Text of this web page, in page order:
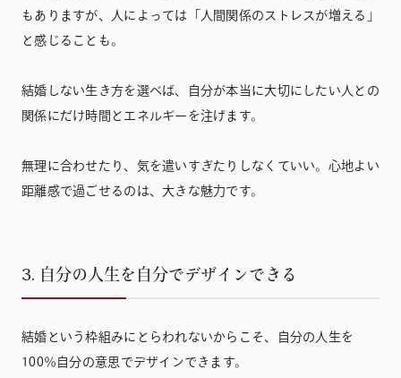
もありますが、人によっては「人間関係のストレスが増える」
と感じることも。
結婚しない生き方を選べば、自分が本当に大切にしたい人との
関係にだけ時間とエネルギーを注げます。
無理に合わせたり、気を遣いすぎたりしなくていい。心地よい
距離感で過ごせるのは、大きな魅力です。
3. 自分の人生を自分でデザインできる
結婚という枠組みにとらわれないからこそ、自分の人生を
100％自分の意思でデザインできます。